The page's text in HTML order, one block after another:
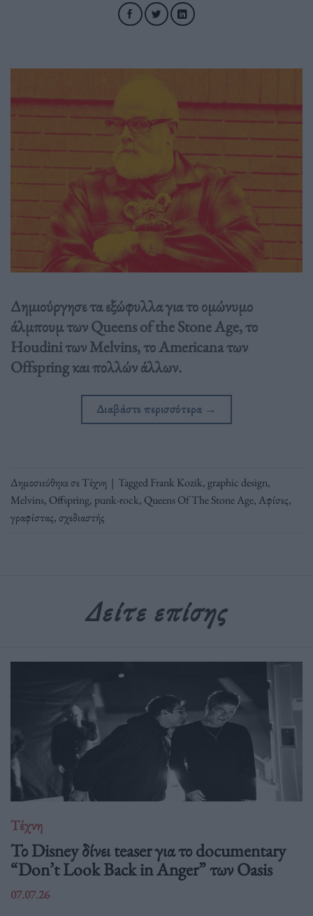
Δημιούργησε τα εξώφυλλα για το ομώνυμο
άλμπουμ των Queens of the Stone Age, το
Houdini των Melvins, το Americana των
Offspring και πολλών άλλων.
Διαβάστε περισσότερα →
Δημοσιεύθηκε σεΤέχνη | TaggedFrank Kozik, graphic design,
Melvins, Offspring, punk-rock, Queens Of The Stone Age,Αφίσες,
γραφίστας,σχεδιαστής
Δείτε επίσης
Τέχνη
Το Disney δίνει teaser για το documentary
“Don’t Look Back in Anger” των Oasis
07.07.26